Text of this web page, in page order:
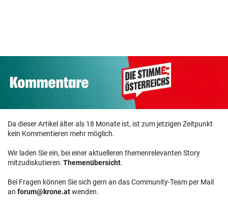
Da dieser Artikel älter als 18 Monate ist, ist zum jetzigen Zeitpunkt
kein Kommentieren mehr möglich.
Wir laden Sie ein, bei einer aktuelleren themenrelevanten Story
mitzudiskutieren:Themenübersicht.
Bei Fragen können Sie sich gern an das Community-Team per Mail
an forum@krone.atwenden.